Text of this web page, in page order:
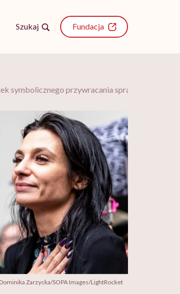
Szukaj Fundacja
symbolicznego przywracania sprawiedliwości”
Zarzycka/SOPA Images/LightRocket